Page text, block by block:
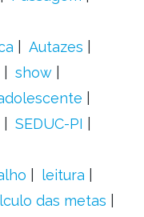
Autazes
show
SEDUC-PI
leitura
das metas